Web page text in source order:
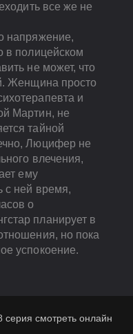
все же не
напряжение,
в полицейском
не может, что
Женщина просто
и
Мартин, не
тайной
Люцифер не
влечения,
ему
с ней время,
о
планирует в
но пока
успокоение.
серия смотреть онлайн